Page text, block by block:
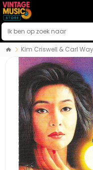
Kim Criswell & Carl